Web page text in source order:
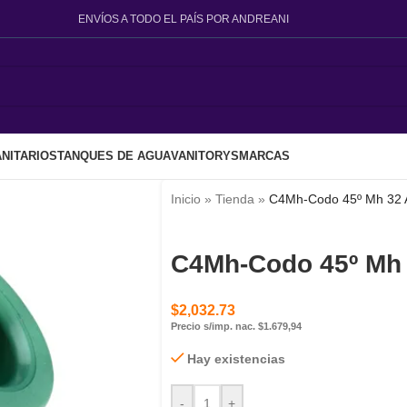
ENVÍOS A TODO EL PAÍS POR ANDREANI
TANQUES DE AGUAVANITORYS MARCAS
Inicio » Tienda » C4Mh-Codo 45º Mh 32
C4Mh-Codo 45º
$2,032.73
Precio s/imp. nac. $1.679,94
Hay existencias
- +